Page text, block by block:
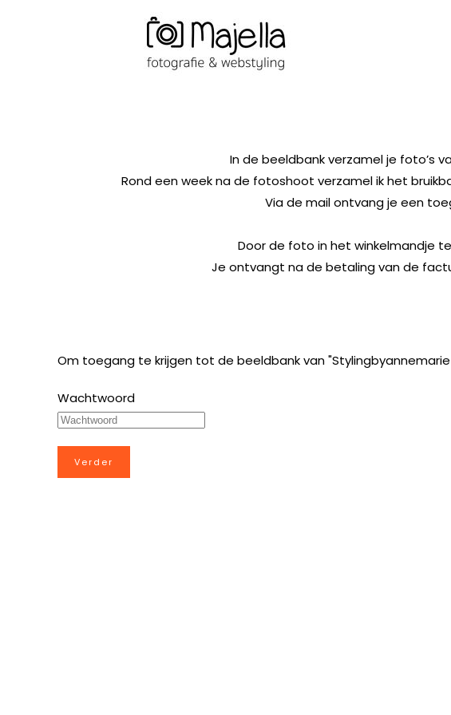
In de beeldbank verzamel je foto’s
Rond een week na de fotoshoot verzamel ik het
Via de mail ontvang je een
Door de foto in het winkelmandje
Je ontvangt na de betaling van de
Om toegang te krijgen tot de beeldbank van
Wachtwoord